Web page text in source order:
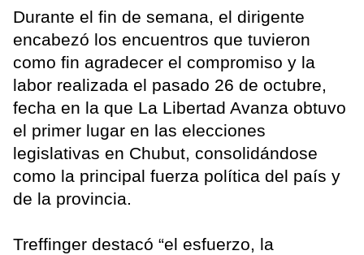
Durante el fin de semana, el dirigente
encabezó los encuentros que tuvieron
como fin agradecer el compromiso y la
labor realizada el pasado 26 de octubre,
fecha en la que La Libertad Avanza obtuvo
el primer lugar en las elecciones
legislativas en Chubut, consolidándose
como la principal fuerza política del país y
de la provincia.
Treffinger destacó “el esfuerzo, la